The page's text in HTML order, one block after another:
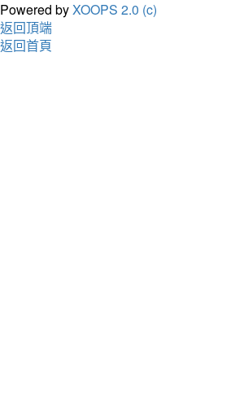
Powered byXOOPS 2.0 (c)
返回頂端
返回首頁